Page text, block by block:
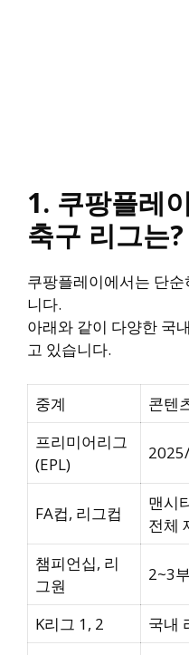
1. 쿠팡플레
축구 리그는?
쿠팡플레이에서는 단순
니다.
아래와 같이 다양한 국
고 있습니다.
중계
콘텐
프리미어리그
(EPL)
FA컵, 리그컵
맨시
전체
챔피언십, 리
그원
2~3
K리그 1, 2
국내